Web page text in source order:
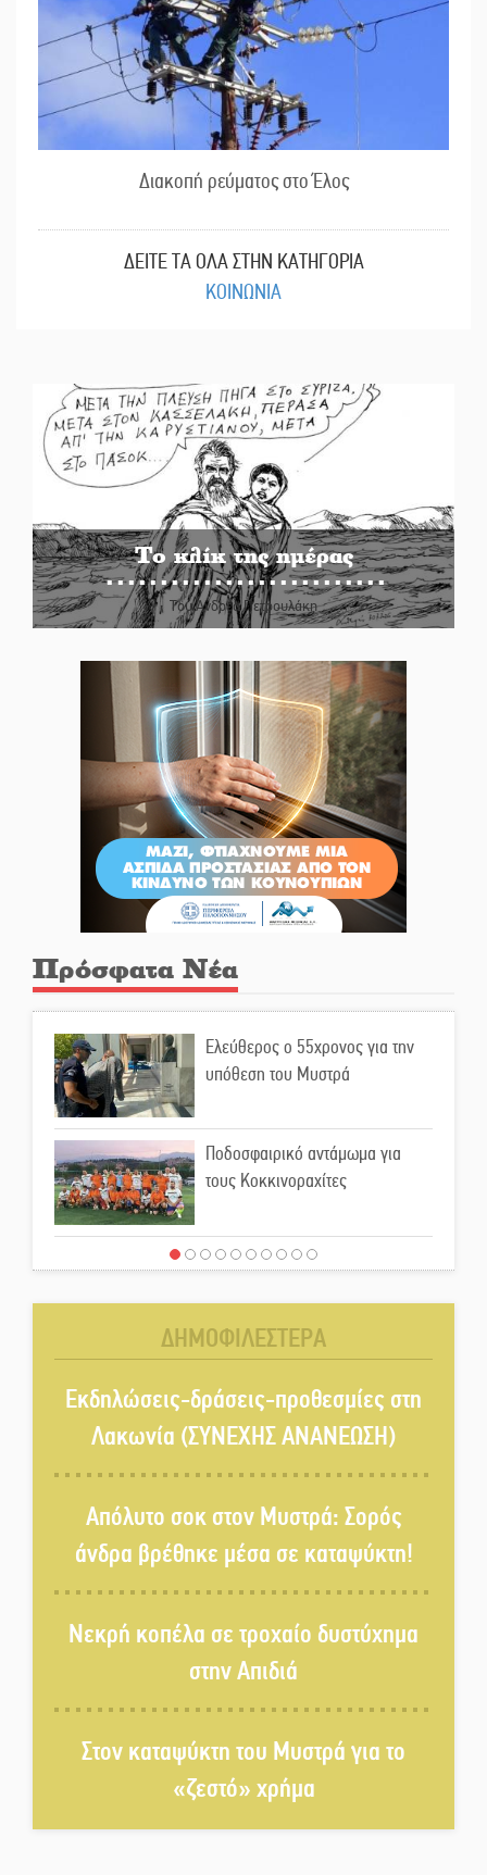
Διακοπή ρεύματος στο Έλος
ΔΕΙΤΕ ΤΑ ΟΛΑ ΣΤΗΝ ΚΑΤΗΓΟΡΙΑ
ΚΟΙΝΩΝΙΑ
Το κλίκ της ημέρας
Του Ανδρέα Πετρουλάκη
Πρόσφατα Νέα
Ελεύθερος ο 55χρονος για την
υπόθεση του Μυστρά
Ποδοσφαιρικό αντάμωμα για
τους Κοκκινοραχίτες
Μάχης συνέχεια των 310 για τη
Στον τελικό του Πρωταθλήματος
Ελλάδας Beach Soccer ο Π.
Μαρτσούκος
Η Έρη Ρίτσου σχολιάζει τα…
τραγελαφικά των «κληρονόμων»
φως άγνωστες «δίνες» στην
επιφάνειά του
4,2 εκατ. ευρώ σε κτηνοτρόφους
για ζώα που θανατώθηκαν λόγω
επιζωοτιών
ΔΗΜΟΦΙΛΕΣΤΕΡΑ
Εκδηλώσεις-δράσεις-προθεσμίες στη
Λακωνία (ΣΥΝΕΧΗΣ ΑΝΑΝΕΩΣΗ)
Απόλυτο σοκ στον Μυστρά: Σορός
άνδρα βρέθηκε μέσα σε καταψύκτη!
Νεκρή κοπέλα σε τροχαίο δυστύχημα
στην Απιδιά
Στον καταψύκτη του Μυστρά για το
«ζεστό» χρήμα